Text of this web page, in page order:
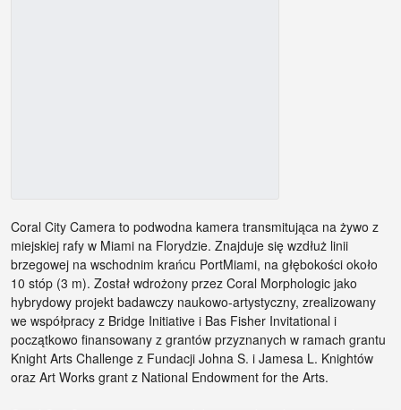
Coral City Camera to podwodna kamera transmitująca na żywo z
miejskiej rafy w Miami na Florydzie. Znajduje się wzdłuż linii
brzegowej na wschodnim krańcu PortMiami, na głębokości około
10 stóp (3 m). Został wdrożony przez Coral Morphologic jako
hybrydowy projekt badawczy naukowo-artystyczny, zrealizowany
we współpracy z Bridge Initiative i Bas Fisher Invitational i
początkowo finansowany z grantów przyznanych w ramach grantu
Knight Arts Challenge z Fundacji Johna S. i Jamesa L. Knightów
oraz Art Works grant z National Endowment for the Arts.